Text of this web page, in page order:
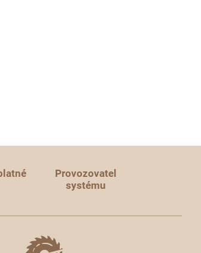
Provozovatel
systému